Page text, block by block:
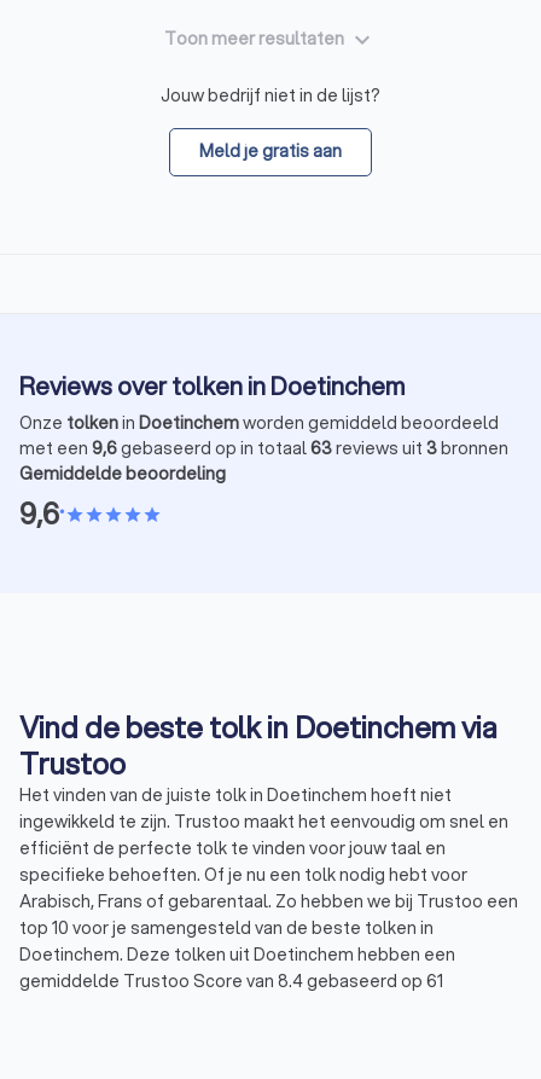
Toon meer resultaten keyboard_arrow_down
Jouw bedrijf niet in de lijst?
Meld je gratis aan
Reviews over tolken in Doetinchem
Onze tolkenin Doetinchemworden gemiddeld beoordeeld
met een 9,6gebaseerd op in totaal63reviews uit 3bronnen
Gemiddelde beoordeling
9,6•starstarstarstarstar
Vind de beste tolk in Doetinchem via
Trustoo
Het vinden van de juiste tolk in Doetinchem hoeft niet
ingewikkeld te zijn. Trustoo maakt het eenvoudig om snel en
efficiënt de perfecte tolk te vinden voor jouw taal en
specifieke behoeften. Of je nu een tolk nodig hebt voor
Arabisch, Frans of gebarentaal. Zo hebben we bij Trustoo een
top 10 voor je samengesteld van de beste tolken in
Doetinchem. Deze tolken uit Doetinchem hebben een
gemiddelde Trustoo Score van 8.4 gebaseerd op 61